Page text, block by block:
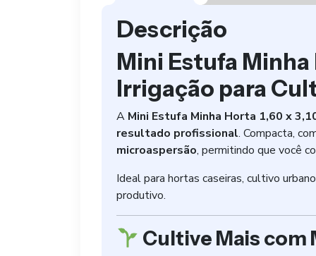
Descrição
Mini Estufa Minha
Irrigação para
A Mini Estufa Minha Horta 1,60 x
resultado profissional. Compacta,
microaspersão, permitindo que você
Ideal para hortas caseiras, cultivo
produtivo.
Cultive Mais com